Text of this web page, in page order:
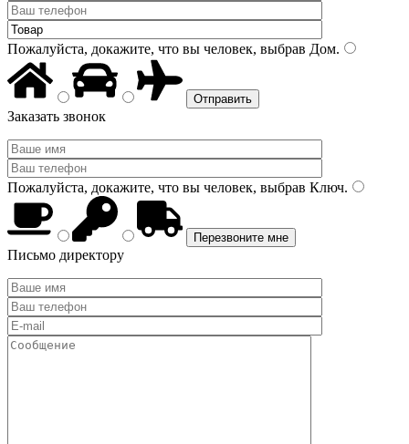
Пожалуйста, докажите, что вы человек, выбрав Дом.
Заказать звонок
Пожалуйста, докажите, что вы человек, выбрав Ключ.
Письмо директору